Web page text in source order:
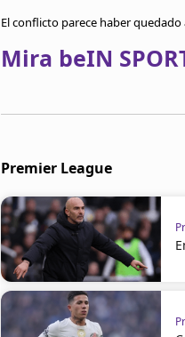
El conflicto parece haber
Mira beIN
Premier League